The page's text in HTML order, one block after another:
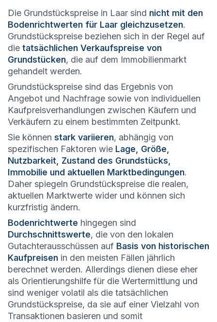
Die Grundstückspreise in Laar sind nicht mit den
Bodenrichtwerten für Laar gleichzusetzen.
Grundstückspreise beziehen sich in der Regel auf
die tatsächlichen Verkaufspreise von
Grundstücken, die auf dem Immobilienmarkt
gehandelt werden.
Grundstückspreise sind das Ergebnis von
Angebot und Nachfrage sowie von individuellen
Kaufpreisverhandlungen zwischen Käufern und
Verkäufern zu einem bestimmten Zeitpunkt.
Sie können stark variieren, abhängig von
spezifischen Faktoren wie Lage, Größe,
Nutzbarkeit, Zustand des Grundstücks,
Immobilie und aktuellen Marktbedingungen.
Daher spiegeln Grundstückspreise die realen,
aktuellen Marktwerte wider und können sich
kurzfristig ändern.
Bodenrichtwerte hingegen sind
Durchschnittswerte, die von den lokalen
Gutachterausschüssen auf Basis von historischen
Kaufpreisen in den meisten Fällen jährlich
berechnet werden. Allerdings dienen diese eher
als Orientierungshilfe für die Wertermittlung und
sind weniger volatil als die tatsächlichen
Grundstückspreise, da sie auf einer Vielzahl von
Transaktionen basieren und somit